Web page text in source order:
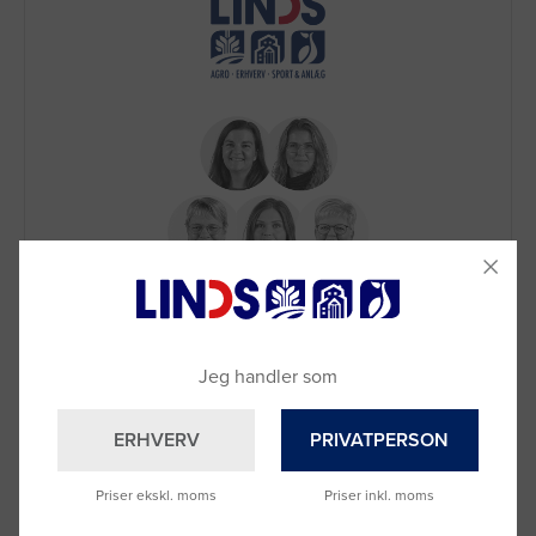
Brug for hjælp?
Jeg handler som
ERHVERV
Priser ekskl. moms
PRIVATPERSON
Priser inkl. moms